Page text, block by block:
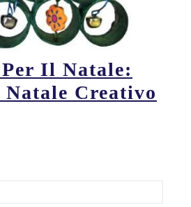
Il Natale:
Creativo